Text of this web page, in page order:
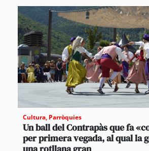
Cultura, Parròquies
Un ball del Contrapàs que fa
per primera vegada, al qual la